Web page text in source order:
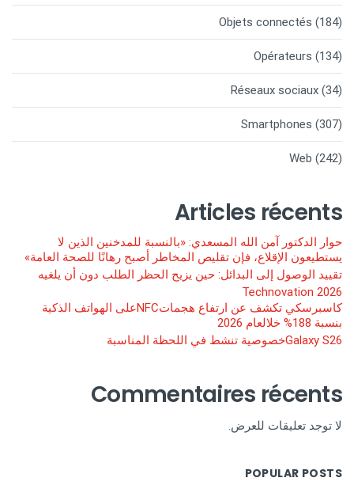
Objets connectés (184)
Opérateurs (134)
Réseaux sociaux (34)
Smartphones (307)
Web (242)
Articles récents
حوار الدكتور آمن الله المسعدي: «بالنسبة للمدخنين الذين لا
يستطيعون الإقلاع، فإن تقليص المخاطر أصبح رهانًا للصحة العامة»
تقييد الوصول إلى البدائل: حين يزيح الحظر الطلب دون أن يلغيه
Technovation 2026
كاسبرسكي تكشف عن ارتفاع هجماتNFCعلى الهواتف الذكية
بنسبة 188% خلالعام 2026
Galaxy S26خصوصية تنشط في اللحظة المناسبة
Commentaires récents
لا توجد تعليقات للعرض.
POPULAR POSTS